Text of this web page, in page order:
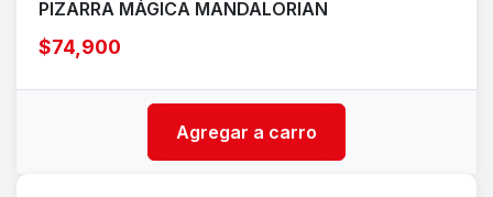
PIZARRA MÁGICA MANDALORIAN
$74,900
Agregar a carro